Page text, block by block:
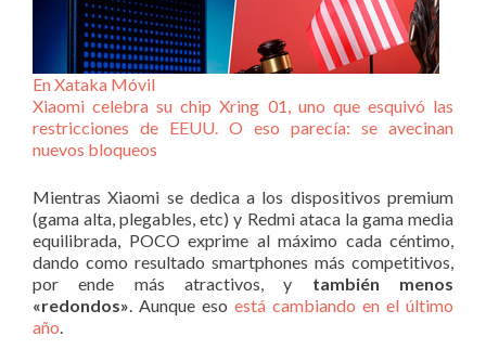
En Xataka Móvil
Xiaomi celebra su chip Xring 01, uno que esquivó las
restricciones de EEUU. O eso parecía: se avecinan
nuevos bloqueos
Mientras Xiaomi se dedica a los dispositivos premium
(gama alta, plegables, etc) y Redmi ataca la gama media
equilibrada, POCO exprime al máximo cada céntimo,
dando como resultado smartphones más competitivos,
por ende más atractivos, y también menos
«redondos». Aunque eso está cambiando en el último
año.